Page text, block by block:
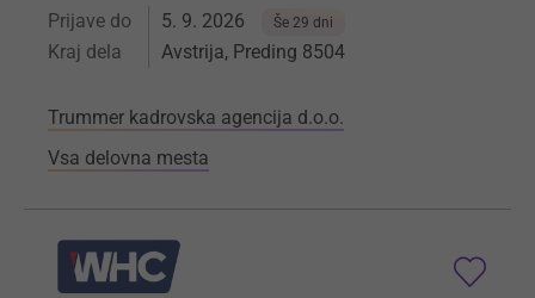
Prijave do 5. 9. 2026 Še 29 dni
Kraj dela Avstrija, Preding 8504
Trummer kadrovska agencija d.o.o.
Vsa delovna mesta